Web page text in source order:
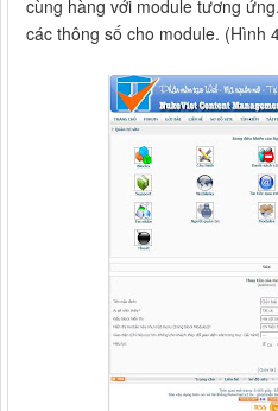
cùng hàng với module tương
các thông số cho module. (Hình